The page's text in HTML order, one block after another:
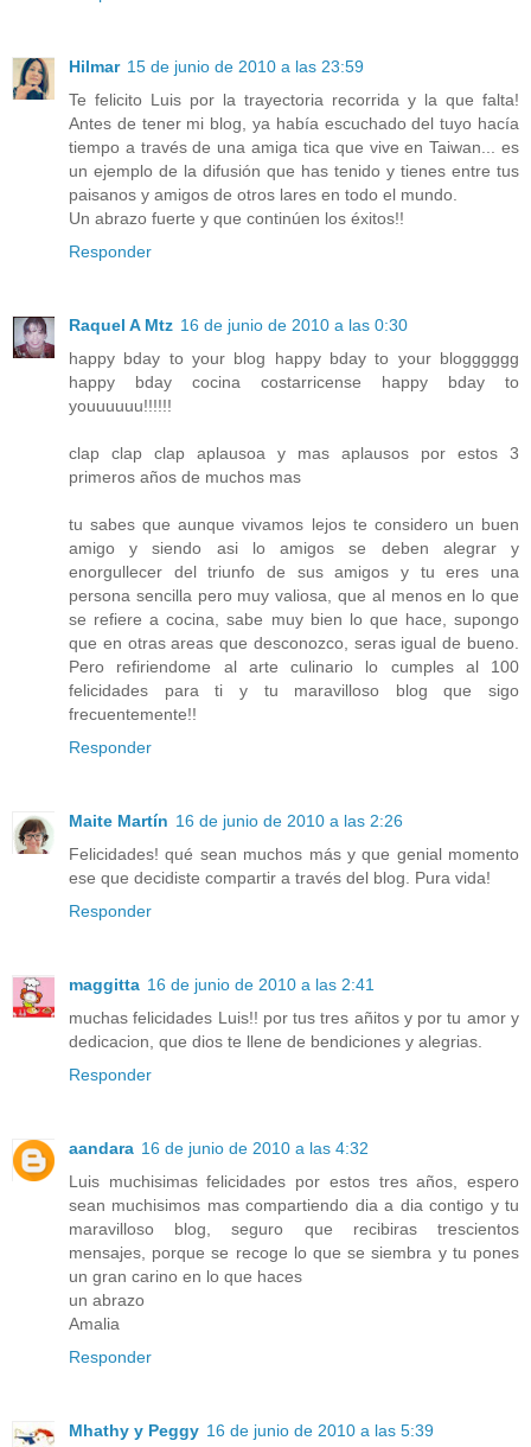
Hilmar 15 de junio de 2010 a las 23:59
Te felicito Luis por la trayectoria recorrida y la que falta!
Antes de tener mi blog, ya había escuchado del tuyo hacía
tiempo a través de una amiga tica que vive en Taiwan... es
un ejemplo de la difusión que has tenido y tienes entre tus
paisanos y amigos de otros lares en todo el mundo.
Un abrazo fuerte y que continúen los éxitos!!
Responder
Raquel A Mtz 16 de junio de 2010 a las 0:30
happy bday to your blog happy bday to your blogggggg
happy bday cocina costarricense happy bday to
youuuuuu!!!!!!
clap clap clap aplausoa y mas aplausos por estos 3
primeros años de muchos mas
tu sabes que aunque vivamos lejos te considero un buen
amigo y siendo asi lo amigos se deben alegrar y
enorgullecer del triunfo de sus amigos y tu eres una
persona sencilla pero muy valiosa, que al menos en lo que
se refiere a cocina, sabe muy bien lo que hace, supongo
que en otras areas que desconozco, seras igual de bueno.
Pero refiriendome al arte culinario lo cumples al 100
felicidades para ti y tu maravilloso blog que sigo
frecuentemente!!
Responder
Maite Martín 16 de junio de 2010 a las 2:26
Felicidades! qué sean muchos más y que genial momento
ese que decidiste compartir a través del blog. Pura vida!
Responder
maggitta 16 de junio de 2010 a las 2:41
muchas felicidades Luis!! por tus tres añitos y por tu amor y
dedicacion, que dios te llene de bendiciones y alegrias.
Responder
aandara 16 de junio de 2010 a las 4:32
Luis muchisimas felicidades por estos tres años, espero
sean muchisimos mas compartiendo dia a dia contigo y tu
maravilloso blog, seguro que recibiras trescientos
mensajes, porque se recoge lo que se siembra y tu pones
un gran carino en lo que haces
un abrazo
Amalia
Responder
Mhathy y Peggy 16 de junio de 2010 a las 5:39